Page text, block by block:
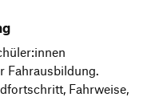
Fahrausbildung.
Fahrweise,